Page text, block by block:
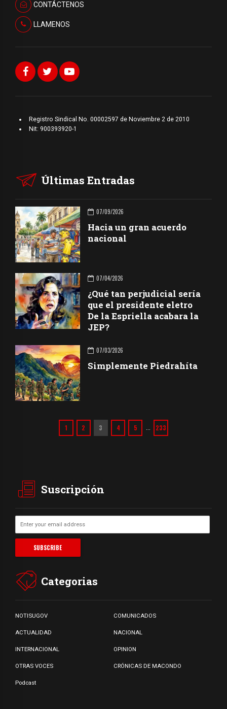
CONTÁCTENOS
LLAMENOS
Registro Sindical No. 00002597 de Noviembre 2 de 2010
Nit: 900393920-1
Últimas Entradas
07/09/2026
Hacia un gran acuerdo
nacional
07/04/2026
¿Qué tan perjudicial sería
que el presidente eletro
De la Espriella acabara la
JEP?
07/03/2026
Simplemente Piedrahíta
1 2 3 4 5 233
Suscripción
Categorias
NOTISUGOV COMUNICADOS
ACTUALIDAD NACIONAL
INTERNACIONAL OPINION
OTRAS VOCES CRÓNICAS DE MACONDO
Podcast